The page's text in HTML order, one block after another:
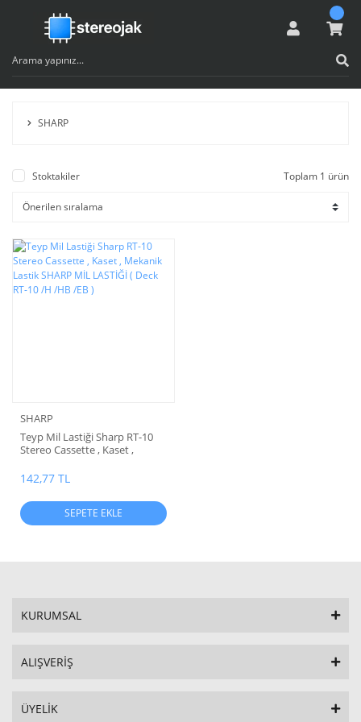
SHARP
Stoktakiler Toplam 1 ürün
SHARP
Teyp Mil Lastiği Sharp RT-10
Stereo Cassette , Kaset ,
LASTİĞİ ( Deck RT-10 /H /HB
/EB )
142,77 TL
SEPETE EKLE
KURUMSAL
ALIŞVERİŞ
ÜYELİK